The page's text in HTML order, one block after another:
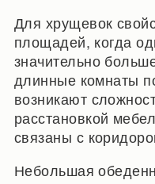
Для хрущевок
площадей, когда
значительно
длинные комнаты
возникают
расстановкой
связаны с
Небольшая